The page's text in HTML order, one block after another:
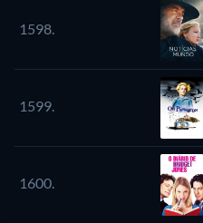
1598.
1599.
1600.